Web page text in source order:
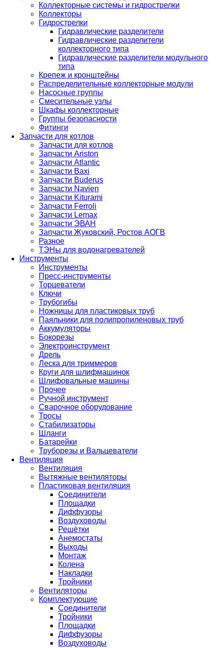
Коллекторные системы и гидрострелки
Коллекторы
Гидрострелки
Гидравлические разделители
Гидравлические разделители
коллекторного типа
Гидравлические разделители модульного
типа
Крепеж и кронштейны
Распределительные коллекторные модули
Насосные группы
Смесительные узлы
Шкафы коллекторные
Группы безопасности
Фитинги
Запчасти для котлов
Запчасти для котлов
Запчасти Ariston
Запчасти Atlantic
Запчасти Baxi
Запчасти Buderus
Запчасти Navien
Запчасти Kiturami
Запчасти Ferroli
Запчасти Lemax
Запчасти ЭВАН
Запчасти Жуковский, Ростов АОГВ
Разное
ТЭНы для водонагревателей
Инструменты
Инструменты
Пресс-инструменты
Торцеватели
Ключи
Трубогибы
Ножницы для пластиковых труб
Паяльники для полипропиленовых труб
Аккумуляторы
Бокорезы
Электроинструмент
Дрель
Леска для триммеров
Круги для шлифмашинок
Шлифовальные машины
Прочее
Ручной инструмент
Сварочное оборудование
Тросы
Стабилизаторы
Шланги
Батарейки
Труборезы и Вальцеватели
Вентиляция
Вентиляция
Вытяжные вентиляторы
Пластиковая вентиляция
Соединители
Площадки
Диффузоры
Воздуховоды
Решётки
Анемостаты
Выходы
Монтаж
Колена
Накладки
Тройники
Вентиляторы
Комплектующие
Соединители
Тройники
Площадки
Диффузоры
Воздуховоды